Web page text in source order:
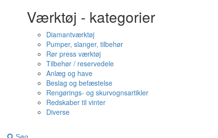
Værktøj - kategorier
Diamantværktøj
Pumper, slanger, tilbehør
Rør press værktøj
Tilbehør / reservedele
Anlæg og have
Beslag og befæstelse
Rengørings- og skurvognsartikler
Redskaber til vinter
Diverse